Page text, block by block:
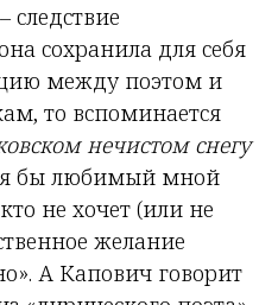
сохранила для себя
между поэтом и
то вспоминается
нечистом снегу
бы любимый мной
не хочет (или не
желание
А Капович говорит